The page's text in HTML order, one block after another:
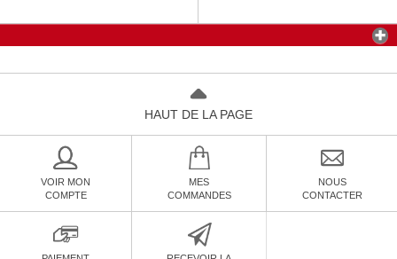
HAUT DE LA PAGE
VOIR MON
COMPTE
MES
COMMANDES
NOUS
CONTACTER